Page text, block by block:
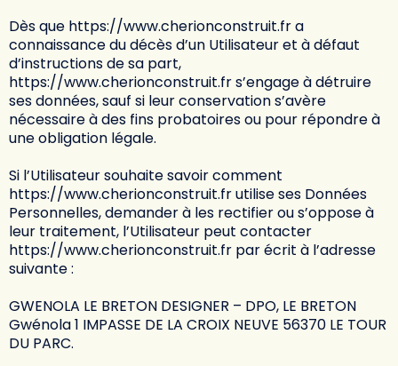
Dès que https://www.cherionconstruit.fra
connaissance du décès d’un Utilisateur et à défaut
d’instructions de sa part,
https://www.cherionconstruit.frs’engage à détruire
ses données, sauf si leur conservation s’avère
nécessaire à des fins probatoires ou pour répondre à
une obligation légale.
Si l’Utilisateur souhaite savoir comment
https://www.cherionconstruit.frutilise ses Données
Personnelles, demander à les rectifier ou s’oppose à
leur traitement, l’Utilisateur peut contacter
https://www.cherionconstruit.fr par écrit à l’adresse
suivante :
GWENOLA LE BRETON DESIGNER – DPO, LE BRETON
Gwénola 1 IMPASSE DE LA CROIX NEUVE 56370 LE TOUR
DU PARC.